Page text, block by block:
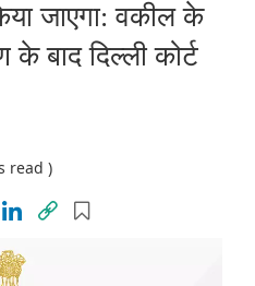
जाएगा: वकील के
बाद दिल्ली कोर्ट
read )